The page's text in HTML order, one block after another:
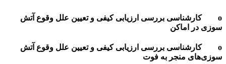
o کارشناسی بررسی ارزیابی کیفی و تعیین علل وقوع آتش
سوزی در اماکن
o کارشناسی بررسی ارزیابی کیفی و تعیین علل وقوع آتش
سوزی‌های منجر به فوت